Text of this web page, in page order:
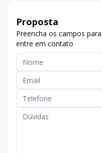
Proposta
Preencha os campos
entre em contato